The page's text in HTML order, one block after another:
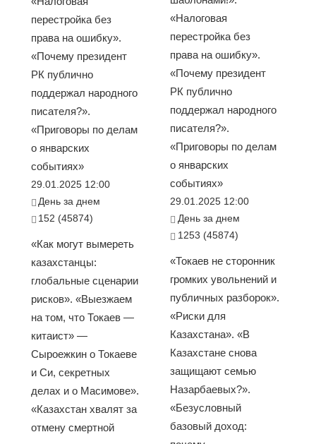
перестройка без
права на ошибку».
«Почему президент
РК публично
поддержал народного
писателя?».
«Приговоры по делам
о январских
событиях»
29.01.2025 12:00
День за днем
152 (45874)
«Как могут вымереть
казахстанцы:
глобальные сценарии
рисков». «Выезжаем
на том, что Токаев —
китаист» —
Сыроежкин о Токаеве
и Си, секретных
делах и о Масимове».
«Казахстан хвалят за
отмену смертной
«Налоговая
перестройка без
права на ошибку».
«Почему президент
РК публично
поддержал народного
писателя?».
«Приговоры по делам
о январских
событиях»
29.01.2025 12:00
День за днем
1253 (45874)
«Токаев не сторонник
громких увольнений и
публичных разборок».
«Риски для
Казахстана». «В
Казахстане снова
защищают семью
Назарбаевых?».
«Безусловный
базовый доход: